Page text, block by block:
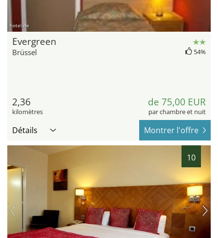
hotel.de
Evergreen
Brüssel 54%
2,36
kilomètres
de 75,00 EUR
par chambre et nuit
Détails Montrer l'offre
10